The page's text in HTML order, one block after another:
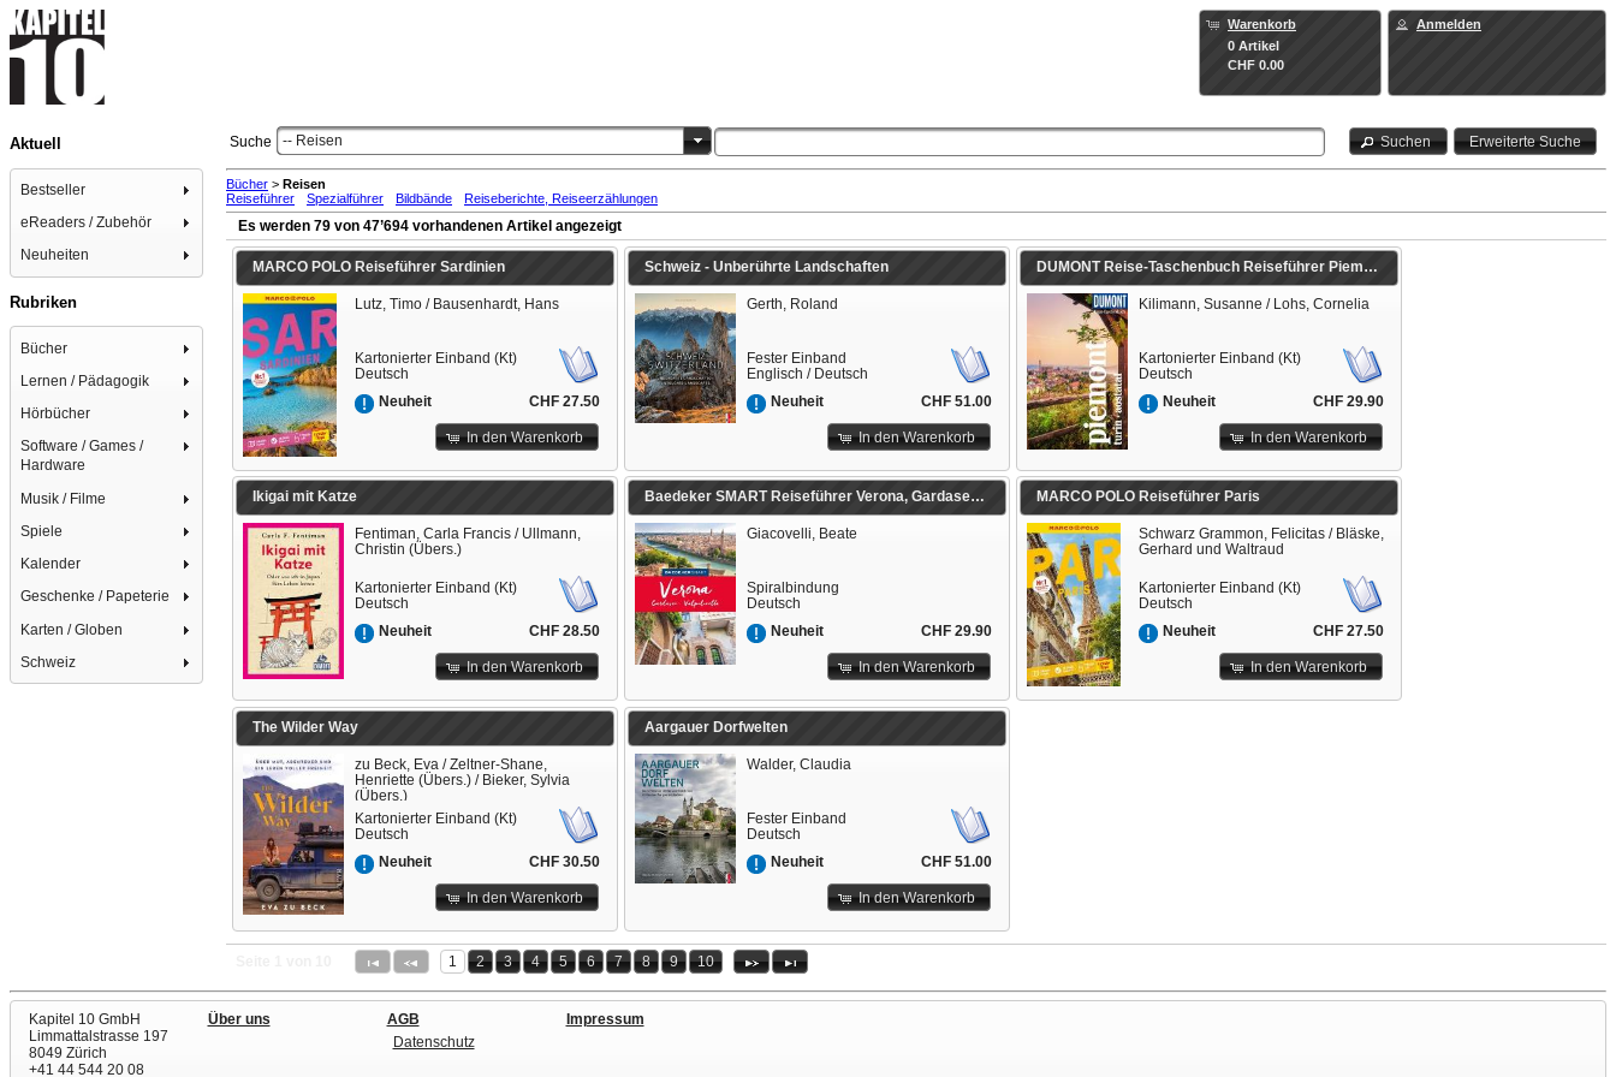
Warenkorb
0 Artikel
CHF 0.00
Anmelden
Aktuell
Bestseller
eReaders / Zubehör
Neuheiten
Rubriken
Bücher
Lernen / Pädagogik
Hörbücher
Software / Games /
Hardware
Musik / Filme
Spiele
Kalender
Geschenke / Papeterie
Karten / Globen
Schweiz
Suche -- Reisen Suchen Erweiterte Suche
Bücher > Reisen
Reiseführer
Spezialführer Bildbände Reiseberichte, Reiseerzählungen
Es werden 79 von 47’694 vorhandenen Artikel angezeigt
MARCO POLO Reiseführer Sardinien
Lutz, Timo / Bausenhardt, Hans
Kartonierter Einband (Kt)
Deutsch
Neuheit
CHF 27.50
In den Warenkorb
Schweiz - Unberührte Landschaften
Gerth, Roland
Fester Einband
Englisch / Deutsch
Neuheit
CHF 51.00
In den Warenkorb
DUMONT Reise-Taschenbuch Reiseführer Piemont, Turin, Aostatal
Kilimann, Susanne / Lohs, Cornelia
Kartonierter Einband (Kt)
Deutsch
Neuheit
CHF 29.90
In den Warenkorb
Ikigai mit Katze
Fentiman, Carla Francis / Ullmann,
Christin (Übers.)
Kartonierter Einband (Kt)
Deutsch
Neuheit
CHF 28.50
In den Warenkorb
Baedeker SMART Reiseführer Verona, Gardasee, Valpolicella
Giacovelli, Beate
Spiralbindung
Deutsch
Neuheit
CHF 29.90
In den Warenkorb
MARCO POLO Reiseführer Paris
Schwarz Grammon, Felicitas / Bläske,
Gerhard und Waltraud
Kartonierter Einband (Kt)
Deutsch
Neuheit
CHF 27.50
In den Warenkorb
The Wilder Way
zu Beck, Eva / Zeltner-Shane,
Henriette (Übers.) / Bieker, Sylvia
(Übers.)
Kartonierter Einband (Kt)
Deutsch
Neuheit
CHF 30.50
In den Warenkorb
Aargauer Dorfwelten
Walder, Claudia
Fester Einband
Deutsch
Neuheit
CHF 51.00
In den Warenkorb
1 2 3 4 5 6 7 8 9 10
Kapitel 10 GmbH
Limmattalstrasse 197
8049 Zürich
+41 44 544 20 08
Über uns
AGB
Datenschutz
Impressum